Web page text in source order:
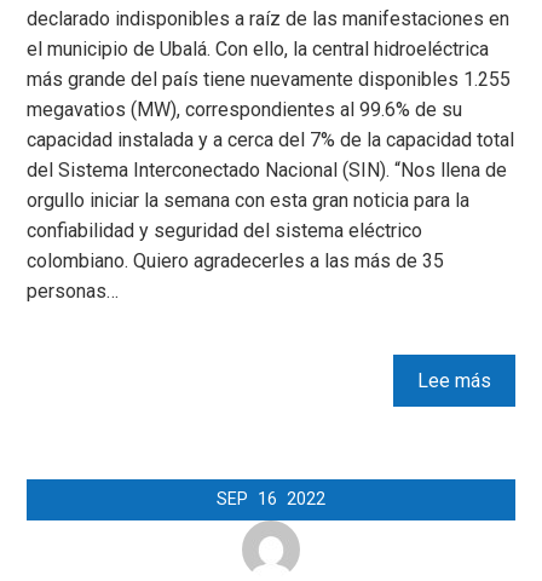
declarado indisponibles a raíz de las manifestaciones en
el municipio de Ubalá. Con ello, la central hidroeléctrica
más grande del país tiene nuevamente disponibles 1.255
megavatios (MW), correspondientes al 99.6% de su
capacidad instalada y a cerca del 7% de la capacidad total
del Sistema Interconectado Nacional (SIN). “Nos llena de
orgullo iniciar la semana con esta gran noticia para la
confiabilidad y seguridad del sistema eléctrico
colombiano. Quiero agradecerles a las más de 35
personas…
Lee más
SEP 16 2022